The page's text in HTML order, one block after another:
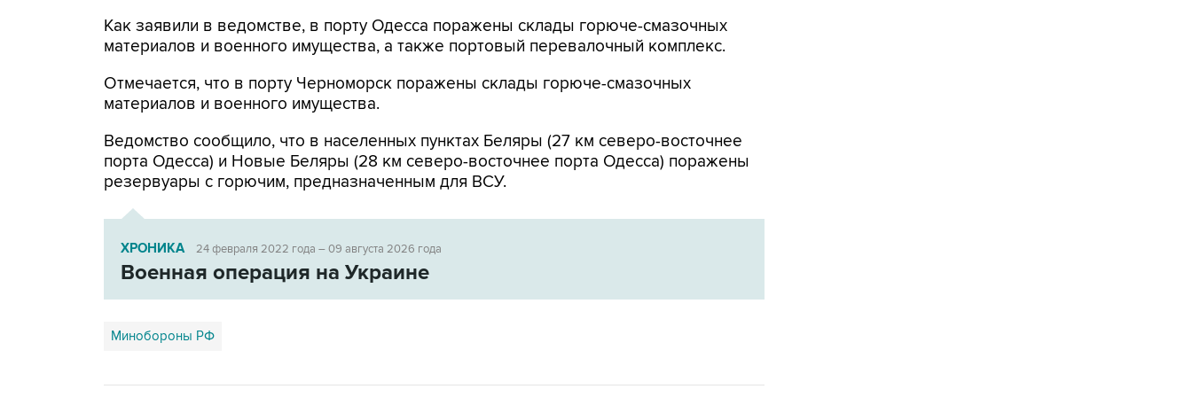
Как заявили в ведомстве, в порту Одесса поражены склады горюче-смазочных
материалов и военного имущества, а также портовый перевалочный комплекс.
Отмечается, что в порту Черноморск поражены склады горюче-смазочных
материалов и военного имущества.
Ведомство сообщило, что в населенных пунктах Беляры (27 км северо-восточнее
порта Одесса) и Новые Беляры (28 км северо-восточнее порта Одесса) поражены
резервуары с горючим, предназначенным для ВСУ.
ХРОНИКА 24 февраля 2022 года – 09 августа 2026 года
Военная операция на Украине
Минобороны РФ